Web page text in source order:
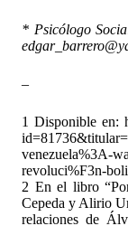
* Psicólogo
–
1 Disponible en:
venezuela%3A-
revoluci%F3n-
2 En el libro
Cepeda y Alirio
relaciones de